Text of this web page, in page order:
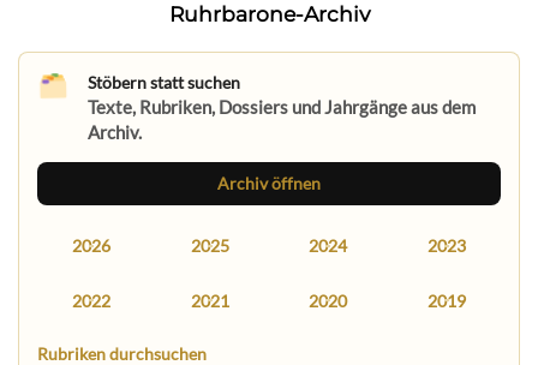
Ruhrbarone-Archiv
Stöbern statt suchen
Texte, Rubriken, Dossiers und Jahrgänge aus dem
Archiv.
Archiv öffnen
2026 2025 2024 2023
2022 2021 2020 2019
Rubriken durchsuchen